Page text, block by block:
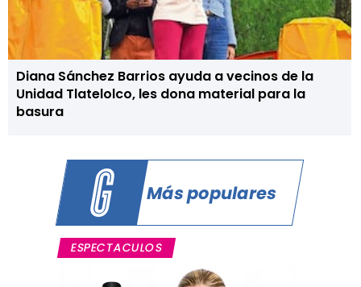
Diana Sánchez Barrios ayuda a vecinos de la
Unidad Tlatelolco, les dona material para la
basura
Más populares
ESPECTACULOS